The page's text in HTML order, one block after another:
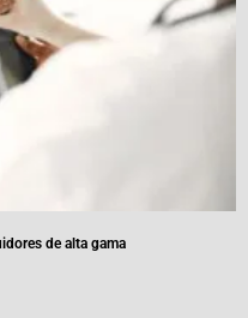
de alta gama